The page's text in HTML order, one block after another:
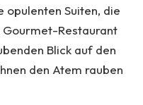
opulenten Suiten, die
Gourmet-Restaurant
Blick auf den
den Atem rauben